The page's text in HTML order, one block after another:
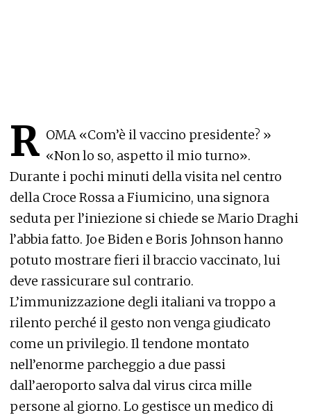
R OMA «Com’è il vaccino presidente? »
«Non lo so, aspetto il mio turno».
Durante i pochi minuti della visita nel centro
della Croce Rossa a Fiumicino, una signora
seduta per l’iniezione si chiede se Mario Draghi
l’abbia fatto. Joe Biden e Boris Johnson hanno
potuto mostrare fieri il braccio vaccinato, lui
deve rassicurare sul contrario.
L’immunizzazione degli italiani va troppo a
rilento perché il gesto non venga giudicato
come un privilegio. Il tendone montato
nell’enorme parcheggio a due passi
dall’aeroporto salva dal virus circa mille
persone al giorno. Lo gestisce un medico di